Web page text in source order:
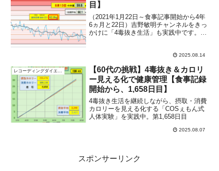
目】
（2021年1月22日～食事記事開始から4年
6ヵ月と22日）吉野敏明チャンネルをきっ
かけに「4毒抜き生活」も実践中です。同
（2021年3月27日）📊 家計簿＆体重の
2025.08.14
レコーディングダイエット
【60代の挑戦】4毒抜き＆カロリ
ー見える化で健康管理【食事記録
開始から、1,658日目】
4毒抜き生活を継続しながら、摂取・消費
カロリーを見える化する「COSぇもん式
人体実験」を実践中。第1,658日目
2025.08.07
スポンサーリンク